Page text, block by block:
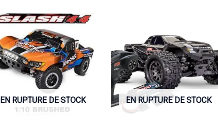
EN RUPTURE DE STOCK EN RUPTURE DE STOCK